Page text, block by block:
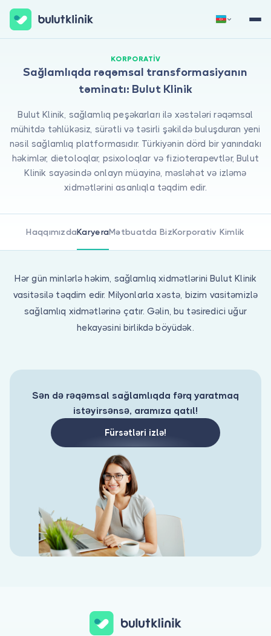
Haqqımızda
Həkim siniz?
KORPORATIV
Sağlamlıqda rəqəmsal transformasiyanın
təminatı: Bulut Klinik
Bulut Klinik, sağlamlıq peşəkarları ilə xəstələri rəqəmsal
mühitdə təhlükəsiz, sürətli və təsirli şəkildə buluşduran yeni
nəsil sağlamlıq platformasıdır. Türkiyənin dörd bir yanındakı
həkimlər, dietoloqlar, psixoloqlar və fizioterapevtlər, Bulut
Klinik sayəsində onlayn müayinə, məsləhət və izləmə
xidmətlərini asanlıqla təqdim edir.
HaqqımızdaKaryeraMətbuatda BizKorporativ Kimlik
Hər gün minlərlə həkim, sağlamlıq xidmətlərini Bulut Klinik
vasitəsilə təqdim edir. Milyonlarla xəstə, bizim vasitəmizlə
sağlamlıq xidmətlərinə çatır. Gəlin, bu təsiredici uğur
hekayəsini birlikdə böyüdək.
Sən də rəqəmsal sağlamlıqda fərq yaratmaq
istəyirsənsə, aramıza qatıl!
Fürsətləri izlə!